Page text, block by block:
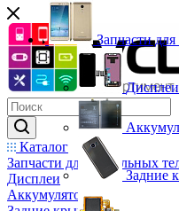
Каталог
Запчасти для мобильных
Дисплеи
Аккумуляторы
Запчасти
Дисплеи
Задние